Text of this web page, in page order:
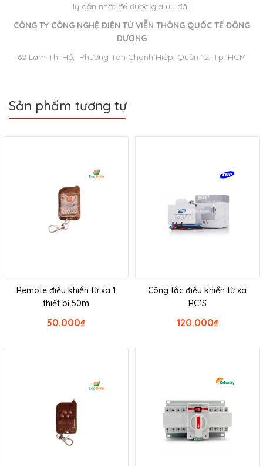
lý gần nhất để được giá ưu đãi.
CÔNG TY CÔNG NGHỆ ĐIỆN TỬ VIỄN THÔNG QUỐC TẾ ĐÔNG
DƯƠNG
62 Lâm Thị Hố, Phường Tân Chánh Hiệp, Quận 12, Tp. HCM
Sản phẩm tương tự
Remote điều khiển từ xa 1
thiết bị 50m
₫
50.000
Công tắc điều khiển từ xa
RC1S
₫
120.000